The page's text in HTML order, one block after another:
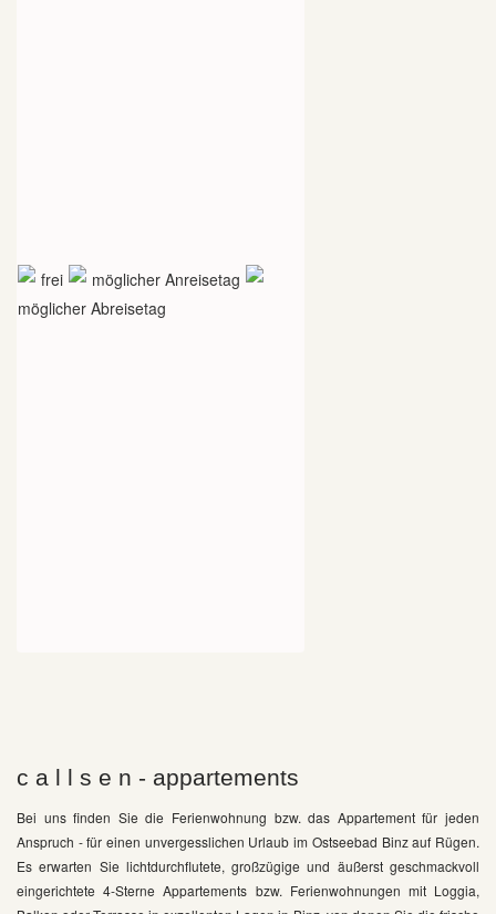
frei
möglicher Anreisetag
möglicher Abreisetag
c a l l s e n - appartements
Bei uns finden Sie die Ferienwohnung bzw. das Appartement für jeden
Anspruch - für einen unvergesslichen Urlaub im Ostseebad Binz auf Rügen.
Es erwarten Sie lichtdurchflutete, großzügige und äußerst geschmackvoll
eingerichtete 4-Sterne Appartements bzw. Ferienwohnungen mit Loggia,